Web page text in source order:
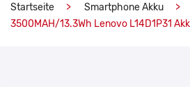
Startseite Smartphone Akku
3500MAH/13.3Wh Lenovo L14D1P31